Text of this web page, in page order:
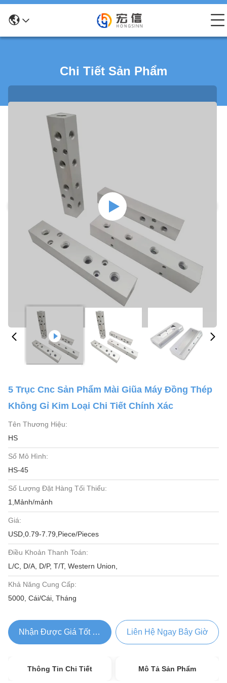
Chi Tiết Sản Phẩm
5 Trục Cnc Sản Phẩm Mài Giũa Máy Đồng Thép
Không Gỉ Kim Loại Chi Tiết Chính Xác
Tên Thương Hiệu:
HS
Số Mô Hình:
HS-45
Số Lượng Đặt Hàng Tối Thiểu:
1,Mảnh/mảnh
Giá:
USD,0.79-7.79,Piece/Pieces
Điều Khoản Thanh Toán:
L/C, D/A, D/P, T/T, Western Union,
Khả Năng Cung Cấp:
5000, Cái/Cái, Tháng
Nhận Được Giá Tốt Nhất Liên Hệ Ngay Bây Giờ
Thông Tin Chi Tiết Mô Tả Sản Phẩm